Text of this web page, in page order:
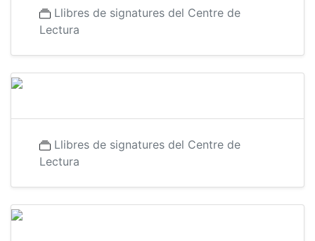
Llibres de signatures del Centre de
Lectura
Llibres de signatures del Centre de
Lectura